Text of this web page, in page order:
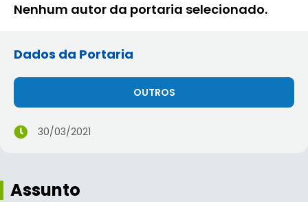
Nenhum autor da portaria selecionado.
Dados da Portaria
OUTROS
30/03/2021
Assunto